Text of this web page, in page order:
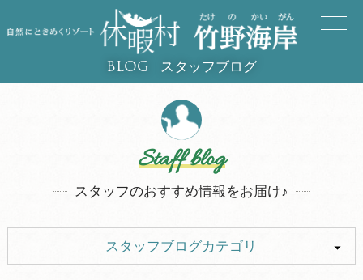
BLOG スタッフブログ
Staff blog
スタッフのおすすめ情報をお届け♪
スタッフブログカテゴリ